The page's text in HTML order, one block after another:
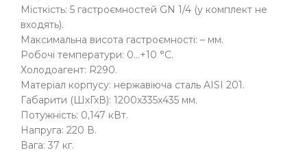
Місткість: 5 гастроємностей GN 1/4 (у комплект не
входять).
Максимальна висота гастроємності: – мм.
Робочі температури: 0…+10 °C.
Холодоагент: R290.
Матеріал корпусу: нержавіюча сталь AISI 201.
Габарити (ШхГхВ): 1200x335x435 мм.
Потужність: 0,147 кВт.
Напруга: 220 В.
Вага: 37 кг.